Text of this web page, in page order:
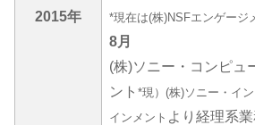
2015年 *現在は(株)NSFエンゲージ
8月
(株)ソニー・コンピュ
ント *現）(株)ソニー・イ
インメント より経理系